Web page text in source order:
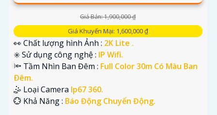
Giá Bán: 1,900,000 ₫
Giá Khuyến Mại: 1,600,000 ₫
👀 Chất lượng hình Ảnh : 2K Lite .
✳️ Sử dụng công nghệ : IP Wifi.
🔦 Tầm Nhìn Ban Đêm : Full Color 30m Có Màu Ban
Ðêm.
🤹 Loại Camera Ip67 360.
️💮 Khả Năng : Báo Động Chuyển Động.